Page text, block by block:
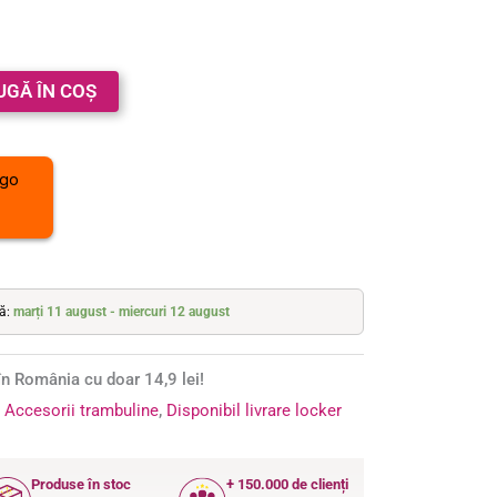
ÎN COȘ
marți 11 august - miercuri 12 august
România cu doar 14,9 lei!
Accesorii trambuline, Disponibil livrare locker
Produse în stoc
+ 150.000 de clienți